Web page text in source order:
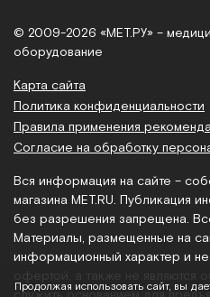
© 2009-2026 «МЕТ.РУ» –
оборудование
Карта сайта
Политика конфиденциальности
Правила применения
Согласие на обработку
Вся информация на сайте –
магазина MET.RU. Публикация
без разрешения запрещена.
Материалы, размещенные на
информационный характер и не
офертой, а также не являются
служить основанием для
Продолжая использовать сайт, вы